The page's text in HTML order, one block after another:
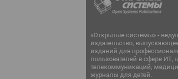
«Открытые системы» -
издательство,
изданий для
пользователей в сфере ИТ,
телекоммуникаций,
журналы для детей.